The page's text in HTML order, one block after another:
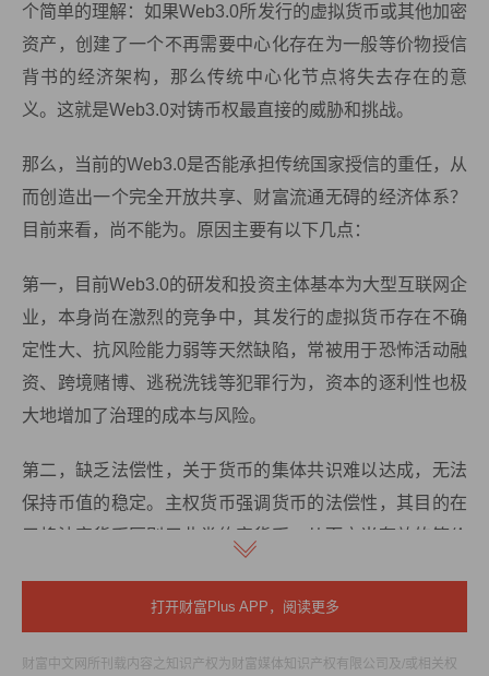
个简单的理解：如果Web3.0所发行的虚拟货币或其他加密
资产，创建了一个不再需要中心化存在为一般等价物授信
背书的经济架构，那么传统中心化节点将失去存在的意
义。这就是Web3.0对铸币权最直接的威胁和挑战。
那么，当前的Web3.0是否能承担传统国家授信的重任，从
而创造出一个完全开放共享、财富流通无碍的经济体系？
目前来看，尚不能为。原因主要有以下几点：
第一，目前Web3.0的研发和投资主体基本为大型互联网企
业，本身尚在激烈的竞争中，其发行的虚拟货币存在不确
定性大、抗风险能力弱等天然缺陷，常被用于恐怖活动融
资、跨境赌博、逃税洗钱等犯罪行为，资本的逐利性也极
大地增加了治理的成本与风险。
第二，缺乏法偿性，关于货币的集体共识难以达成，无法
保持币值的稳定。主权货币强调货币的法偿性，其目的在
于将法定货币区别于此类约定货币，从而充当有效的等价
Web3.0的全球性对于自然人个体而言，则降低了其获取设
打开财富Plus APP，阅读更多
财富中文网所刊载内容之知识产权为财富媒体知识产权有限公司及/或相关权